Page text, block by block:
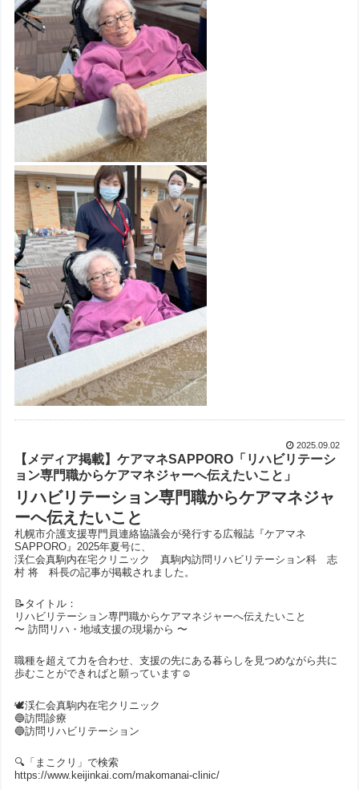
2025.09.02
【メディア掲載】ケアマネSAPPORO「リハビリテーシ
ョン専門職からケアマネジャーへ伝えたいこと」
リハビリテーション専門職からケアマネジャ
ーへ伝えたいこと
札幌市介護支援専門員連絡協議会が発行する広報誌『ケアマネ
SAPPORO』2025年夏号に、
渓仁会真駒内在宅クリニック 真駒内訪問リハビリテーション科 志
村 将 科長の記事が掲載されました。
📝タイトル：
リハビリテーション専門職からケアマネジャーへ伝えたいこと
〜 訪問リハ・地域支援の現場から 〜
職種を超えて力を合わせ、支援の先にある暮らしを見つめながら共に
歩むことができればと願っています☺️
🕊️渓仁会真駒内在宅クリニック
🔵訪問診療
🔵訪問リハビリテーション
🔍「まこクリ」で検索
https://www.keijinkai.com/makomanai-clinic/